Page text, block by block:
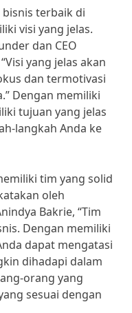
terbaik di
visi yang jelas.
dan CEO
yang jelas akan
dan termotivasi
Dengan memiliki
tujuan yang jelas
langkah Anda ke
tim yang solid
oleh
Bakrie, “Tim
Dengan memiliki
dapat mengatasi
dihadapi dalam
orang yang
sesuai dengan